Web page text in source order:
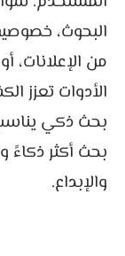
بحث ذكي يناسب
بحث أكثر ذكاءً
والإبداع.